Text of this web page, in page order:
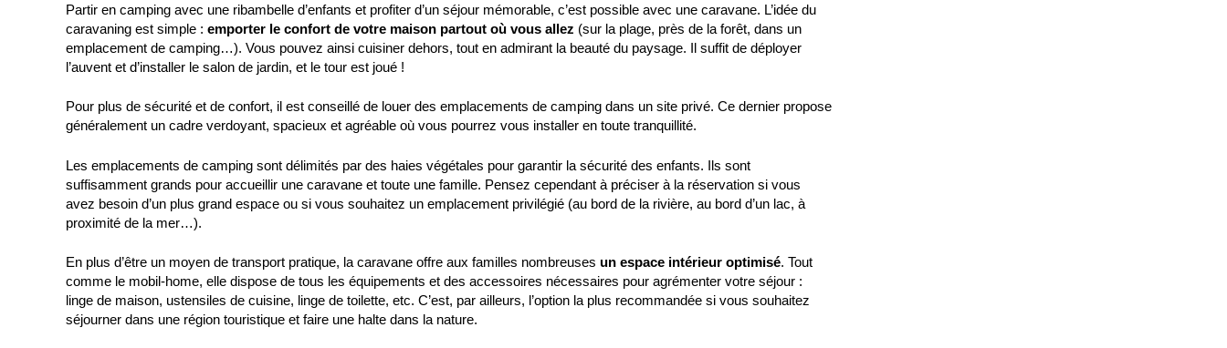
Partir en camping avec une ribambelle d’enfants et profiter d’un séjour mémorable, c’est possible avec une caravane. L’idée du
caravaning est simple : emporter le confort de votre maison partout où vous allez (sur la plage, près de la forêt, dans un
emplacement de camping…). Vous pouvez ainsi cuisiner dehors, tout en admirant la beauté du paysage. Il suffit de déployer
l’auvent et d’installer le salon de jardin, et le tour est joué !
Pour plus de sécurité et de confort, il est conseillé de louer des emplacements de camping dans un site privé. Ce dernier propose
généralement un cadre verdoyant, spacieux et agréable où vous pourrez vous installer en toute tranquillité.
Les emplacements de camping sont délimités par des haies végétales pour garantir la sécurité des enfants. Ils sont
suffisamment grands pour accueillir une caravane et toute une famille. Pensez cependant à préciser à la réservation si vous
avez besoin d’un plus grand espace ou si vous souhaitez un emplacement privilégié (au bord de la rivière, au bord d’un lac, à
proximité de la mer…).
En plus d’être un moyen de transport pratique, la caravane offre aux familles nombreuses un espace intérieur optimisé. Tout
comme le mobil-home, elle dispose de tous les équipements et des accessoires nécessaires pour agrémenter votre séjour :
linge de maison, ustensiles de cuisine, linge de toilette, etc. C’est, par ailleurs, l’option la plus recommandée si vous souhaitez
séjourner dans une région touristique et faire une halte dans la nature.